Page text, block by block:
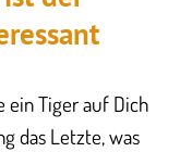
ein Tiger auf Dich
das Letzte, was